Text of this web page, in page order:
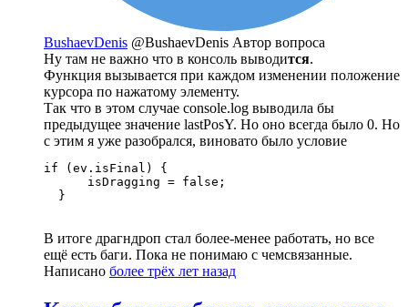
BushaevDenis @BushaevDenis Автор вопроса
Ну там не важно что в консоль выводится.
Функция вызывается при каждом изменении положение
курсора по нажатому элементу.
Так что в этом случае console.log выводила бы
предыдущее значение lastPosY. Но оно всегда было 0. Но
с этим я уже разобрался, виновато было условие
if (ev.isFinal) {
      isDragging = false;
  }
В итоге драгндроп стал более-менее работать, но все
ещё есть баги. Пока не понимаю с чемсвязанные.
Написано более трёх лет назад